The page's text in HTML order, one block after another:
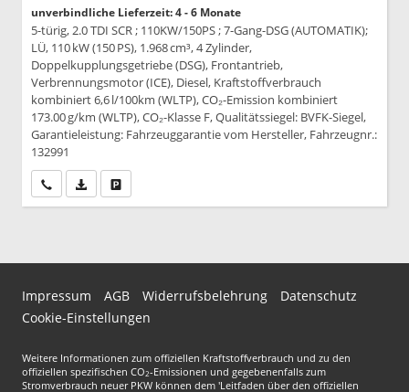
unverbindliche Lieferzeit: 4 - 6 Monate
5-türig, 2.0 TDI SCR ; 110KW/150PS ; 7-Gang-DSG (AUTOMATIK);
LÜ, 110 kW (150 PS), 1.968 cm³, 4 Zylinder,
Doppelkupplungsgetriebe (DSG), Frontantrieb,
Verbrennungsmotor (ICE), Diesel, Kraftstoffverbrauch
kombiniert 6,6 l/100km (WLTP), CO₂-Emission kombiniert
173.00 g/km (WLTP), CO₂-Klasse F, Qualitätssiegel: BVFK-Siegel,
Garantieleistung: Fahrzeuggarantie vom Hersteller, Fahrzeugnr.:
132991
Wir rufen Sie anPDF-Datei, Fahrzeugexposé drucken
Impressum AGB Widerrufsbelehrung
Datenschutz
Cookie-Einstellungen
Weitere Informationen zum offiziellen Kraftstoffverbrauch und zu den
offiziellen spezifischen CO2-Emissionen und gegebenenfalls zum
Stromverbrauch neuer PKW können dem 'Leitfaden über den offiziellen